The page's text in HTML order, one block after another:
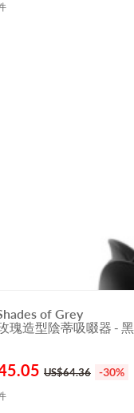
of Grey
瑰造型陰蒂吸啜器 -
US$64.36 -30%